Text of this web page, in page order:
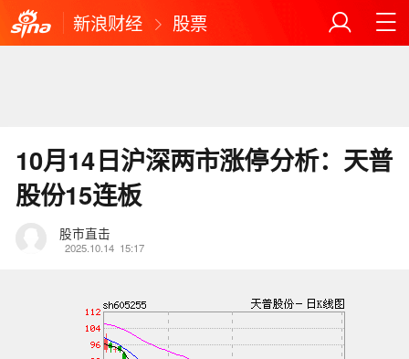
新浪财经 股票
10月14日沪深两市涨停分析：天普
股份15连板
股市直击
2025.10.14 15:17